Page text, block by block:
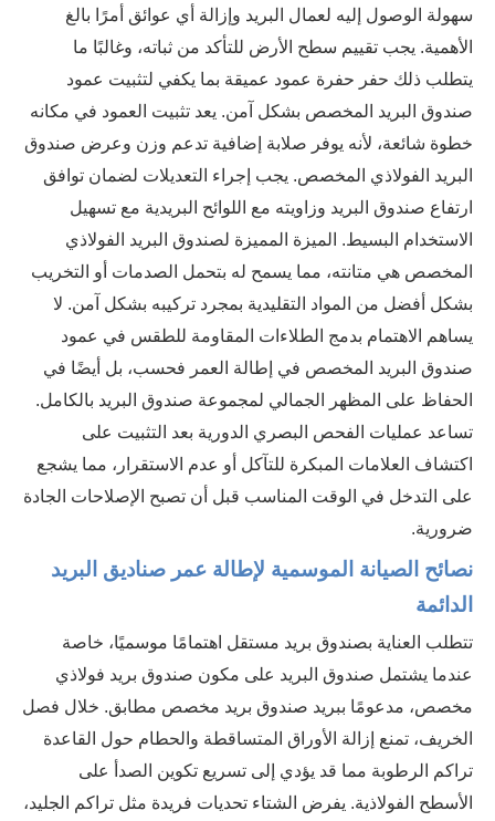
سهولة الوصول إليه لعمال البريد وإزالة أي عوائق أمرًا بالغ
الأهمية. يجب تقييم سطح الأرض للتأكد من ثباته، وغالبًا ما
يتطلب ذلك حفر حفرة عمود عميقة بما يكفي لتثبيت عمود
صندوق البريد المخصص بشكل آمن. يعد تثبيت العمود في مكانه
خطوة شائعة، لأنه يوفر صلابة إضافية تدعم وزن وعرض صندوق
البريد الفولاذي المخصص. يجب إجراء التعديلات لضمان توافق
ارتفاع صندوق البريد وزاويته مع اللوائح البريدية مع تسهيل
الاستخدام البسيط. الميزة المميزة لصندوق البريد الفولاذي
المخصص هي متانته، مما يسمح له بتحمل الصدمات أو التخريب
بشكل أفضل من المواد التقليدية بمجرد تركيبه بشكل آمن. لا
يساهم الاهتمام بدمج الطلاءات المقاومة للطقس في عمود
صندوق البريد المخصص في إطالة العمر فحسب، بل أيضًا في
الحفاظ على المظهر الجمالي لمجموعة صندوق البريد بالكامل.
تساعد عمليات الفحص البصري الدورية بعد التثبيت على
اكتشاف العلامات المبكرة للتآكل أو عدم الاستقرار، مما يشجع
على التدخل في الوقت المناسب قبل أن تصبح الإصلاحات الجادة
ضرورية.
نصائح الصيانة الموسمية لإطالة عمر صناديق البريد
الدائمة
تتطلب العناية بصندوق بريد مستقل اهتمامًا موسميًا، خاصة
عندما يشتمل صندوق البريد على مكون صندوق بريد فولاذي
مخصص، مدعومًا ببريد صندوق بريد مخصص مطابق. خلال فصل
الخريف، تمنع إزالة الأوراق المتساقطة والحطام حول القاعدة
تراكم الرطوبة مما قد يؤدي إلى تسريع تكوين الصدأ على
الأسطح الفولاذية. يفرض الشتاء تحديات فريدة مثل تراكم الجليد،